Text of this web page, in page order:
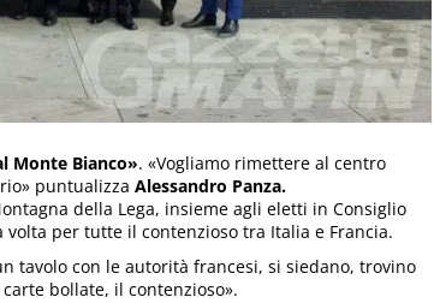
Monte Bianco». «Vogliamo rimettere al centro
puntualizza Alessandro Panza.
della Lega, insieme agli eletti in Consiglio
per tutte il contenzioso tra Italia e Francia.
tavolo con le autorità francesi, si siedano, trovino
bollate, il contenzioso».